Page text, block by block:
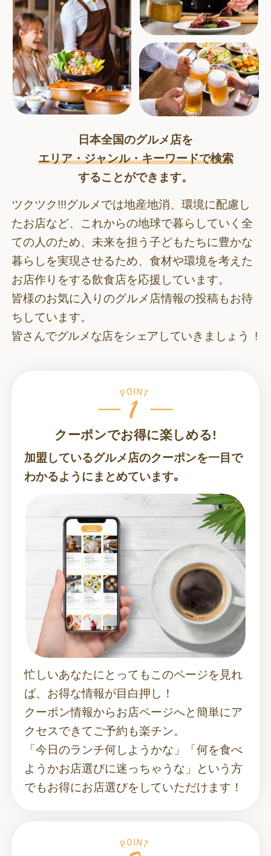
日本全国のグルメ店を
エリア・ジャンル・キーワードで検索
することができます。
ツクツク!!!グルメでは地産地消、環境に配慮し
たお店など、これからの地球で暮らしていく全
ての人のため、 未来を担う子どもたちに豊かな
暮らしを実現させるため、食材や環境を考えた
お店作りをする飲食店を応援しています。
皆様のお気に入りのグルメ店情報の投稿もお待
ちしています。
皆さんでグルメな店をシェアしていきましょう !
クーポンでお得に楽しめる!
加盟しているグルメ店のクーポンを一目で
わかるようにまとめています｡
忙しいあなたにとってもこのページを見れ
ば、お得な情報が目白押し！
クーポン情報からお店ページへと簡単にア
クセスできてご予約も楽チン。
「今日のランチ何しようかな」「何を食べ
ようかお店選びに迷っちゃうな」という方
でもお得にお店選びをしていただけます！